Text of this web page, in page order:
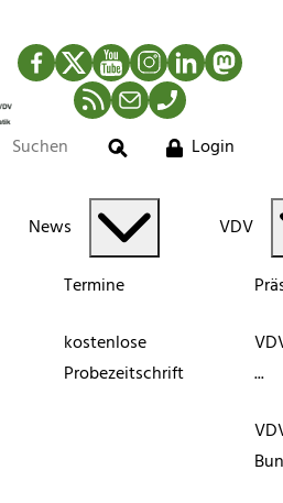
Facebook
TwitterYouTubeInstagram
LinkedIn
RSS-Newsfeed
MailTelefon
Suche
Login
News
Termine
kostenlose
Probezeitschrift
VDV
...